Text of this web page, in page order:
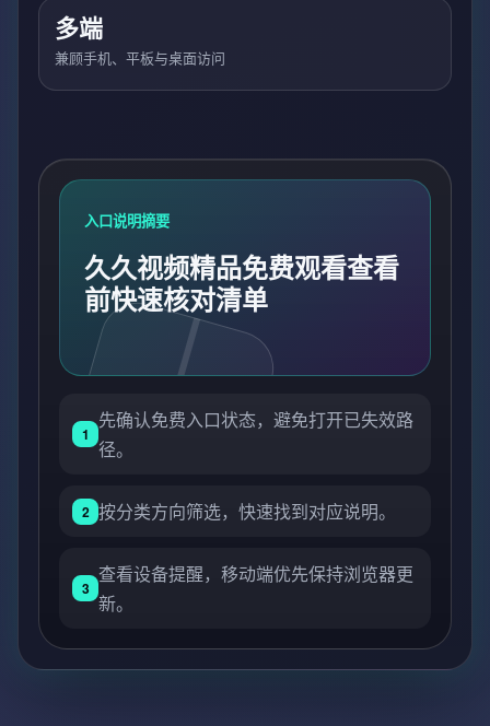
多端
兼顾手机、平板与桌面访问
入口说明摘要
久久视频精品免费观看查看
前快速核对清单
1
先确认免费入口状态，避免打开已失效路
径。
2 按分类方向筛选，快速找到对应说明。
3
查看设备提醒，移动端优先保持浏览器更
新。